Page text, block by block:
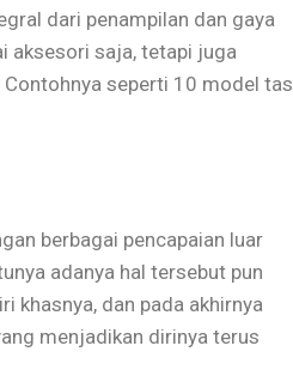
dari penampilan dan gaya
aksesori saja, tetapi juga
seperti 10 model tas
berbagai pencapaian luar
adanya hal tersebut pun
khasnya, dan pada akhirnya
menjadikan dirinya terus